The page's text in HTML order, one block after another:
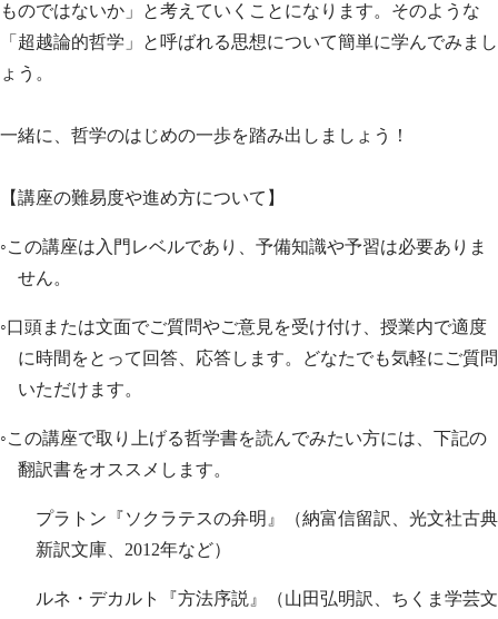
ものではないか」と考えていくことになります。そのような
「超越論的哲学」と呼ばれる思想について簡単に学んでみまし
ょう。
一緒に、哲学のはじめの一歩を踏み出しましょう！
【講座の難易度や進め方について】
◦この講座は入門レベルであり、予備知識や予習は必要ありま
せん。
◦口頭または文面でご質問やご意見を受け付け、授業内で適度
に時間をとって回答、応答します。どなたでも気軽にご質問
いただけます。
◦この講座で取り上げる哲学書を読んでみたい方には、下記の
翻訳書をオススメします。
プラトン『ソクラテスの弁明』（納富信留訳、光文社古典
新訳文庫、2012年など）
ルネ・デカルト『方法序説』（山田弘明訳、ちくま学芸文